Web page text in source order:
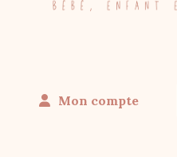
Mon compte